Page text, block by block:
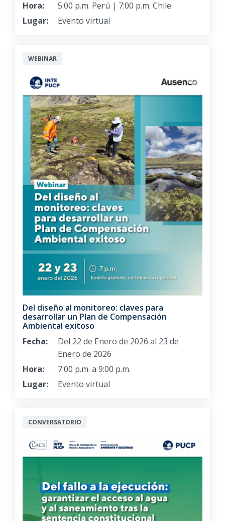
Hora:
5:00 p.m. Perú | 7:00 p.m. Chile
Lugar:
Evento virtual
WEBINAR
Del diseño al monitoreo: claves para
desarrollar un Plan de Compensación
Ambiental exitoso
Fecha:
Del 22 de Enero de 2026 al 23 de
Enero de 2026
Hora:
7:00 p.m. a 9:00 p.m.
Lugar:
Evento virtual
CONVERSATORIO